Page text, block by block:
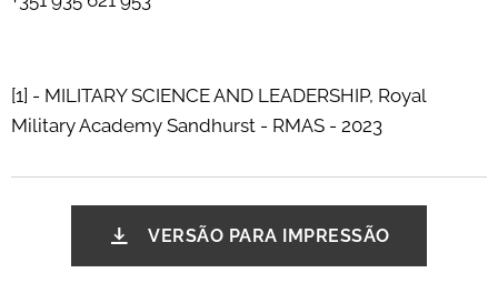
[1] - MILITARY SCIENCE AND LEADERSHIP, Royal
Military Academy Sandhurst - RMAS - 2023
VERSÃO PARA IMPRESSÃO